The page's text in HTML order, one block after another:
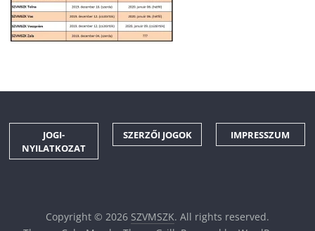
JOGI-
NYILATKOZAT
SZERZŐI JOGOK IMPRESSZUM
Copyright © 2026 SZVMSZK. All rights reserved.